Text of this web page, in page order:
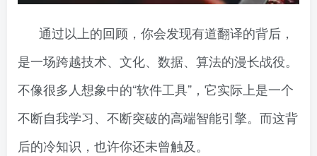
通过以上的回顾，你会发现有道翻译的背后，
是一场跨越技术、文化、数据、算法的漫长战役。
不像很多人想象中的“软件工具”，它实际上是一个
不断自我学习、不断突破的高端智能引擎。而这背
后的冷知识，也许你还未曾触及。